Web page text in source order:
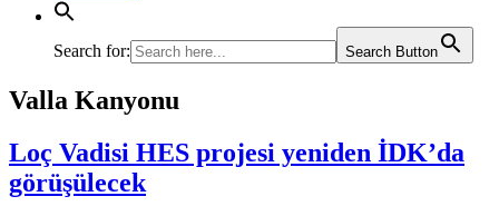
Search for: Search Button
Valla Kanyonu
Loç Vadisi HES projesi yeniden İDK’da
görüşülecek